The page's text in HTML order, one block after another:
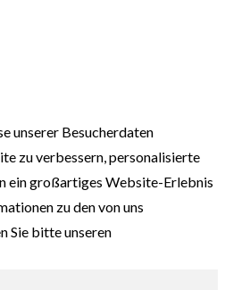
unserer Besucherdaten
zu verbessern, personalisierte
ein großartiges Website-Erlebnis
zu den von uns
Sie bitte unseren